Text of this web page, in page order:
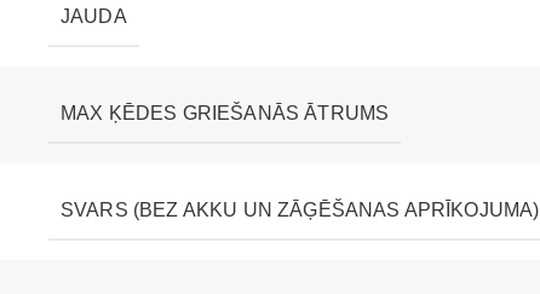
JAUDA
MAX ĶĒDES GRIEŠANĀS ĀTRUMS
SVARS (BEZ AKKU UN ZĀĢĒŠANAS APRĪKOJUMA)